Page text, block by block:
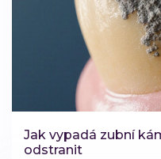
Jak vypadá zubní
odstranit